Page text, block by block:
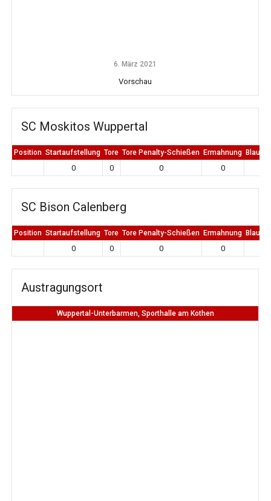
6. März 2021
Vorschau
SC Moskitos Wuppertal
Position Startaufstellung Tore Tore Penalty-Schießen Ermahnung Blaue
0 0 0 0
SC Bison Calenberg
Position Startaufstellung Tore Tore Penalty-Schießen Ermahnung Blaue
0 0 0 0
Austragungsort
Wuppertal-Unterbarmen, Sporthalle am Kothen